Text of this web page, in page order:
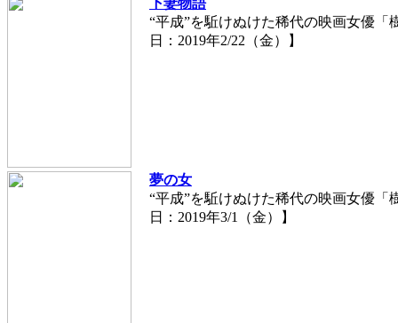
下妻物語
“平成”を駈けぬけた稀代の映画女優
日：2019年2/22（金）】
夢の女
“平成”を駈けぬけた稀代の映画女優
日：2019年3/1（金）】